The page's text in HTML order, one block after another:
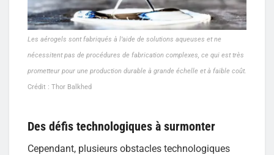
Les aérogels sont fabriqués à l’aide de solutions aqueuses et ne
nécessitent pas de procédures de fabrication complexes, ce qui est très
prometteur pour une production durable à grande échelle et à faible coût.
Crédit : Thor Balkhed
Des défis technologiques à surmonter
Cependant, plusieurs obstacles technologiques